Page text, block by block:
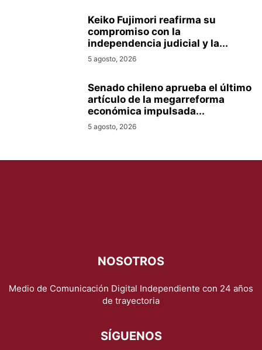
Keiko Fujimori reafirma su
compromiso con la
independencia judicial y la...
5 agosto, 2026
Senado chileno aprueba el último
artículo de la megarreforma
económica impulsada...
5 agosto, 2026
NOSOTROS
Medio de Comunicación Digital Independiente con 24 años
de trayectoria
SÍGUENOS